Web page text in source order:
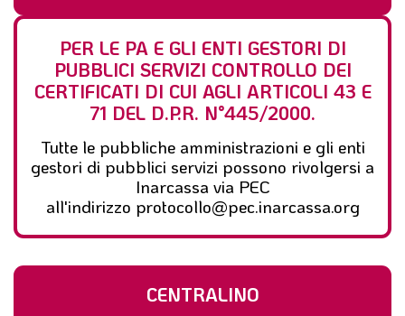
PER LE PA E GLI ENTI GESTORI DI
PUBBLICI SERVIZI CONTROLLO DEI
CERTIFICATI DI CUI AGLI ARTICOLI 43 E
71 DEL D.P.R. N°445/2000.
Tutte le pubbliche amministrazioni e gli enti
gestori di pubblici servizi possono rivolgersi a
Inarcassa via PEC
all'indirizzo protocollo@pec.inarcassa.org
CENTRALINO